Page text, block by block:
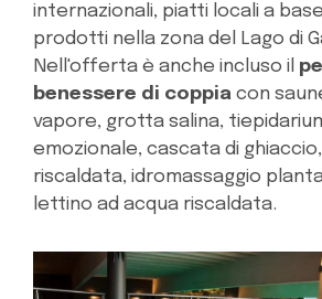
internazionali, piatti locali a
prodotti nella zona del Lago di
Nell'offerta è anche incluso il
benessere di coppia con
vapore, grotta salina,
emozionale, cascata di
riscaldata, idromassaggio
lettino ad acqua riscaldata.